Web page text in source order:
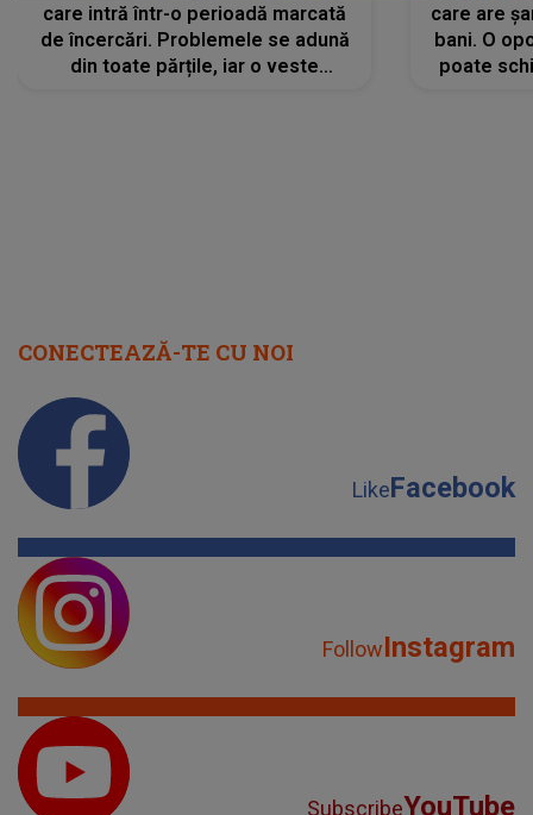
care intră într-o perioadă marcată
de încercări. Problemele se adună
din toate părțile, iar o veste
care are
bani. O
poate
CONECTEAZĂ-TE CU NOI
LikeFacebook
FollowInstagram
SubscribeYouTube